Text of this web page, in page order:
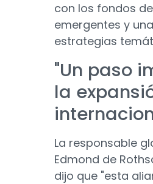
con los fondos
emergentes y
estrategias
"Un paso
la
La responsable
Edmond de
dijo que "esta